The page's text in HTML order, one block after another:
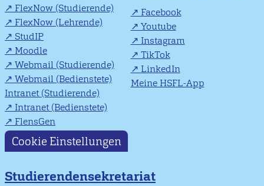
FlexNow (Studierende)
FlexNow (Lehrende)
StudIP
Moodle
Webmail (Studierende)
Webmail (Bedienstete)
Intranet (Studierende)
Intranet (Bedienstete)
FlensGen
Facebook
Youtube
Instagram
TikTok
LinkedIn
Meine HSFL-App
Cookie Einstellungen
Studierendensekretariat